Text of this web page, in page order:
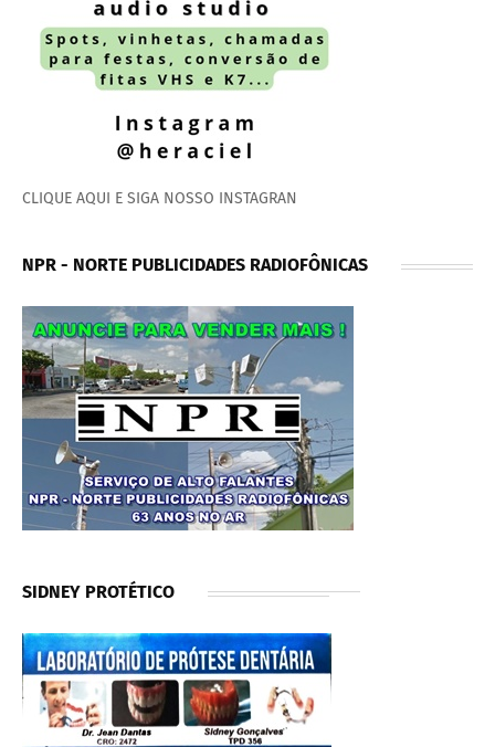
CLIQUE AQUI E SIGA NOSSO INSTAGRAN
NPR - NORTE PUBLICIDADES RADIOFÔNICAS
SIDNEY PROTÉTICO